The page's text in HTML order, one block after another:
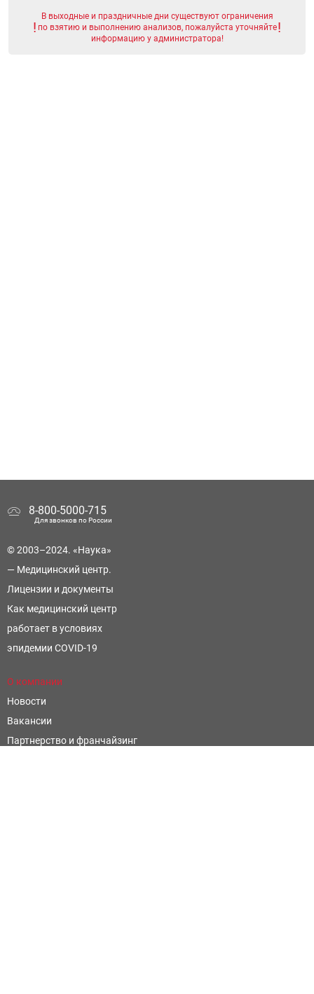
В выходные и праздничные дни существуют ограничения
по взятию и выполнению анализов, пожалуйста уточняйте
информацию у администратора!
8-800-5000-715
Для звонков по России
© 2003–2024. «Наука»
— Медицинский центр.
Лицензии и документы
Как медицинский центр
работает в условиях
эпидемии COVID-19
О компании
Новости
Вакансии
Партнерство и франчайзинг